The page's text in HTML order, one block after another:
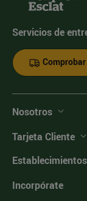
Servicios de
Nosotros
Tarjeta Cliente
Establecimientos
Incorpórate